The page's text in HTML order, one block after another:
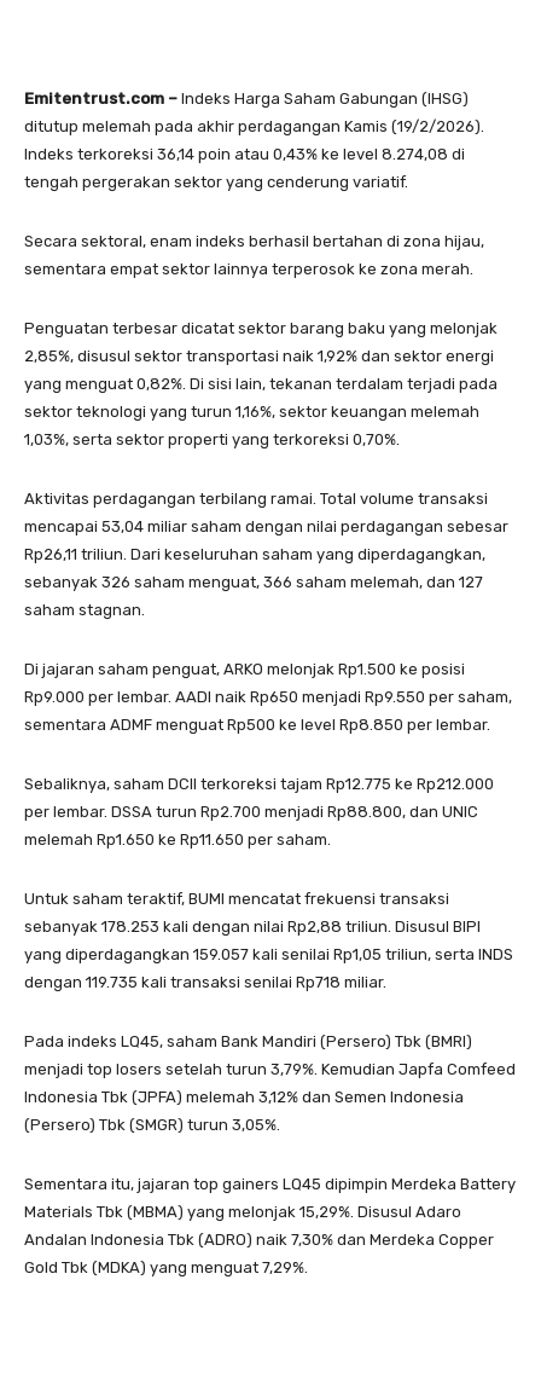
Emitentrust.com – Indeks Harga Saham Gabungan (IHSG)
ditutup melemah pada akhir perdagangan Kamis (19/2/2026).
Indeks terkoreksi 36,14 poin atau 0,43% ke level 8.274,08 di
tengah pergerakan sektor yang cenderung variatif.
Secara sektoral, enam indeks berhasil bertahan di zona hijau,
sementara empat sektor lainnya terperosok ke zona merah.
Penguatan terbesar dicatat sektor barang baku yang melonjak
2,85%, disusul sektor transportasi naik 1,92% dan sektor energi
yang menguat 0,82%. Di sisi lain, tekanan terdalam terjadi pada
sektor teknologi yang turun 1,16%, sektor keuangan melemah
1,03%, serta sektor properti yang terkoreksi 0,70%.
Aktivitas perdagangan terbilang ramai. Total volume transaksi
mencapai 53,04 miliar saham dengan nilai perdagangan sebesar
Rp26,11 triliun. Dari keseluruhan saham yang diperdagangkan,
sebanyak 326 saham menguat, 366 saham melemah, dan 127
saham stagnan.
Di jajaran saham penguat, ARKO melonjak Rp1.500 ke posisi
Rp9.000 per lembar. AADI naik Rp650 menjadi Rp9.550 per saham,
sementara ADMF menguat Rp500 ke level Rp8.850 per lembar.
Sebaliknya, saham DCII terkoreksi tajam Rp12.775 ke Rp212.000
per lembar. DSSA turun Rp2.700 menjadi Rp88.800, dan UNIC
melemah Rp1.650 ke Rp11.650 per saham.
Untuk saham teraktif, BUMI mencatat frekuensi transaksi
sebanyak 178.253 kali dengan nilai Rp2,88 triliun. Disusul BIPI
yang diperdagangkan 159.057 kali senilai Rp1,05 triliun, serta INDS
dengan 119.735 kali transaksi senilai Rp718 miliar.
Pada indeks LQ45, saham Bank Mandiri (Persero) Tbk (BMRI)
menjadi top losers setelah turun 3,79%. Kemudian Japfa Comfeed
Indonesia Tbk (JPFA) melemah 3,12% dan Semen Indonesia
(Persero) Tbk (SMGR) turun 3,05%.
Sementara itu, jajaran top gainers LQ45 dipimpin Merdeka Battery
Materials Tbk (MBMA) yang melonjak 15,29%. Disusul Adaro
Andalan Indonesia Tbk (ADRO) naik 7,30% dan Merdeka Copper
Gold Tbk (MDKA) yang menguat 7,29%.